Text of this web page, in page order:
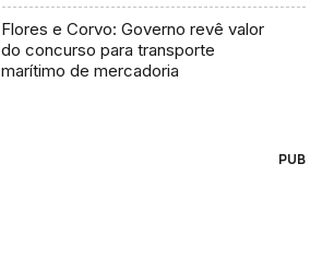
Flores e Corvo: Governo revê valor
do concurso para transporte
marítimo de mercadoria
PUB